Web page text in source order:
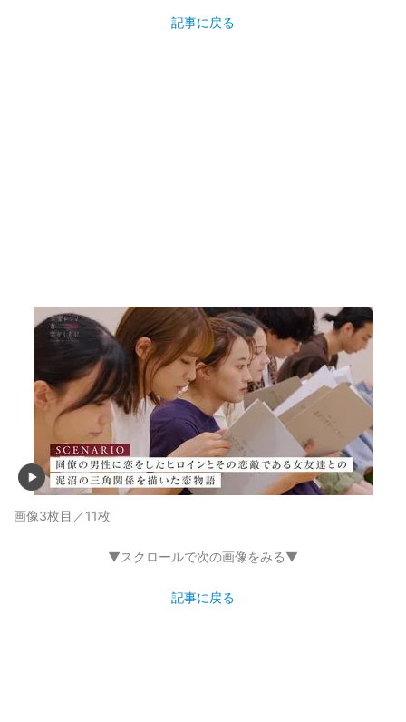
記事に戻る
画像3枚目／11枚
▼スクロールで次の画像をみる▼
記事に戻る